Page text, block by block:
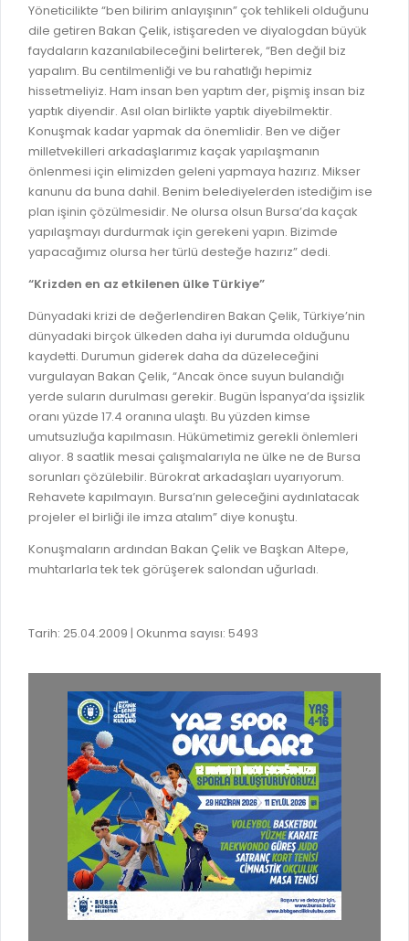
Yöneticilikte “ben bilirim anlayışının” çok tehlikeli olduğunu
dile getiren Bakan Çelik, istişareden ve diyalogdan büyük
faydaların kazanılabileceğini belirterek, “Ben değil biz
yapalım. Bu centilmenliği ve bu rahatlığı hepimiz
hissetmeliyiz. Ham insan ben yaptım der, pişmiş insan biz
yaptık diyendir. Asıl olan birlikte yaptık diyebilmektir.
Konuşmak kadar yapmak da önemlidir. Ben ve diğer
milletvekilleri arkadaşlarımız kaçak yapılaşmanın
önlenmesi için elimizden geleni yapmaya hazırız. Mikser
kanunu da buna dahil. Benim belediyelerden istediğim ise
plan işinin çözülmesidir. Ne olursa olsun Bursa’da kaçak
yapılaşmayı durdurmak için gerekeni yapın. Bizimde
yapacağımız olursa her türlü desteğe hazırız” dedi.
“Krizden en az etkilenen ülke Türkiye”
Dünyadaki krizi de değerlendiren Bakan Çelik, Türkiye’nin
dünyadaki birçok ülkeden daha iyi durumda olduğunu
kaydetti. Durumun giderek daha da düzeleceğini
vurgulayan Bakan Çelik, “Ancak önce suyun bulandığı
yerde suların durulması gerekir. Bugün İspanya’da işsizlik
oranı yüzde 17.4 oranına ulaştı. Bu yüzden kimse
umutsuzluğa kapılmasın. Hükümetimiz gerekli önlemleri
alıyor. 8 saatlik mesai çalışmalarıyla ne ülke ne de Bursa
sorunları çözülebilir. Bürokrat arkadaşları uyarıyorum.
Rehavete kapılmayın. Bursa’nın geleceğini aydınlatacak
projeler el birliği ile imza atalım” diye konuştu.
Konuşmaların ardından Bakan Çelik ve Başkan Altepe,
muhtarlarla tek tek görüşerek salondan uğurladı.
Tarih: 25.04.2009 | Okunma sayısı: 5493